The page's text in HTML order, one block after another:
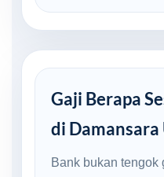
Gaji Berapa
di Damansara
Bank bukan tengok